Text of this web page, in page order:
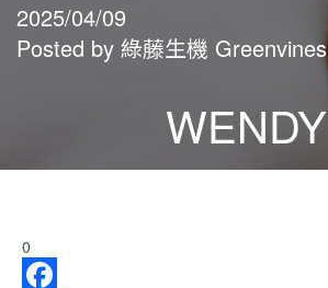
2025/04/09
Posted by 綠藤生機 Greenvines
WENDY
0